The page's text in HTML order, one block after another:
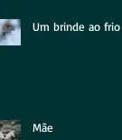
Um brinde ao frio
Mãe